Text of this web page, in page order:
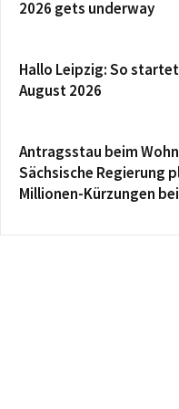
2026 gets underway
Hallo Leipzig: So
August 2026
Antragsstau beim
Sächsische Regierung
Millionen-Kürzungen